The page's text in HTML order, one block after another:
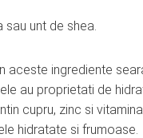
sau unt de shea.
aceste ingrediente
au proprietati de
cupru, zinc si
hidratate si frumoase.